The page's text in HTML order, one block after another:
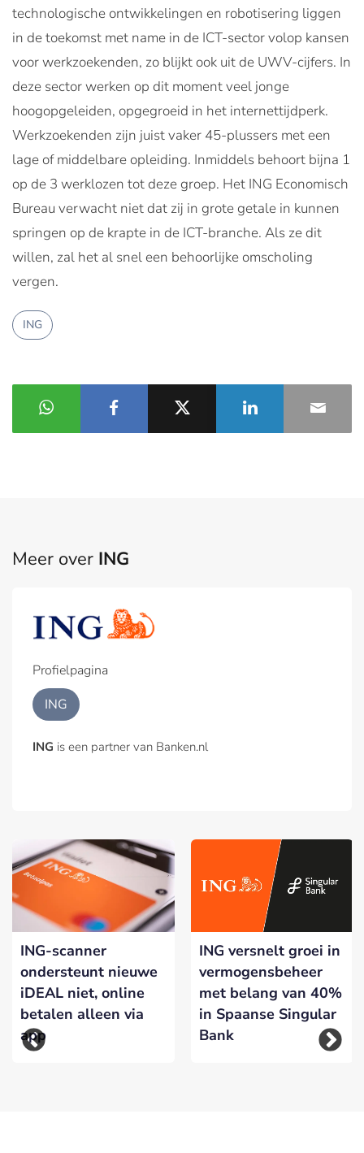
technologische ontwikkelingen en robotisering liggen
in de toekomst met name in de ICT-sector volop kansen
voor werkzoekenden, zo blijkt ook uit de UWV-cijfers. In
deze sector werken op dit moment veel jonge
hoogopgeleiden, opgegroeid in het internettijdperk.
Werkzoekenden zijn juist vaker 45-plussers met een
lage of middelbare opleiding. Inmiddels behoort bijna 1
op de 3 werklozen tot deze groep. Het ING Economisch
Bureau verwacht niet dat zij in grote getale in kunnen
springen op de krapte in de ICT-branche. Als ze dit
willen, zal het al snel een behoorlijke omscholing
vergen.
ING
Meer over ING
Profielpagina
ING
ING is een partner van Banken.nl
ING-scanner
ondersteunt nieuwe
iDEAL niet, online
betalen alleen via
app
ING versnelt groei in
vermogensbeheer
met belang van 40%
in Spaanse Singular
Bank